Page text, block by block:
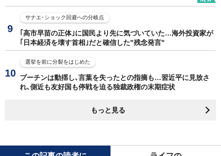
サナエ･ショック回避への分岐点
｢高市早苗の正体｣に国民より先に気づいていた…海外投資家が
｢日本経済を壊す首相｣だと確信した"残念発言"
選挙を前に分裂をはじめた
プーチンは動揺し､言葉を失ったとの指摘も…習近平に見放さ
れ､側近も友好国も停戦を迫る独裁政権の末期症状
もっと見る